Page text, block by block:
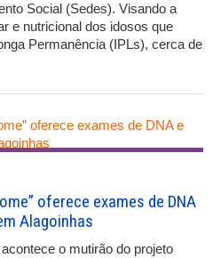
Social (Sedes). Visando a
e nutricional dos idosos que
Permanência (IPLs), cerca de
oferece exames de DNA
Alagoinhas
o mutirão do projeto